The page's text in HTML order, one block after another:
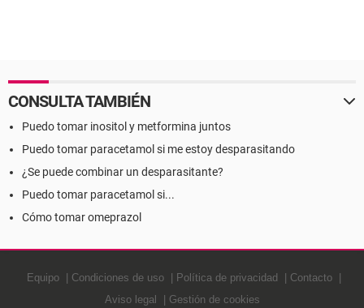
CONSULTA TAMBIÉN
Puedo tomar inositol y metformina juntos
Puedo tomar paracetamol si me estoy desparasitando
¿Se puede combinar un desparasitante?
Puedo tomar paracetamol si...
Cómo tomar omeprazol
Equipo Condiciones de uso Política de privacidad
Contacto
Aviso legal
Gestión de cookies